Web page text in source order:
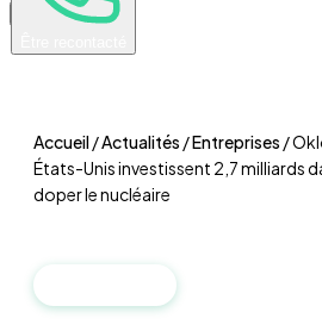
Accueil/Actualités /Entreprises /
États-Unis investissent 2,7 milliards
doper le nucléaire